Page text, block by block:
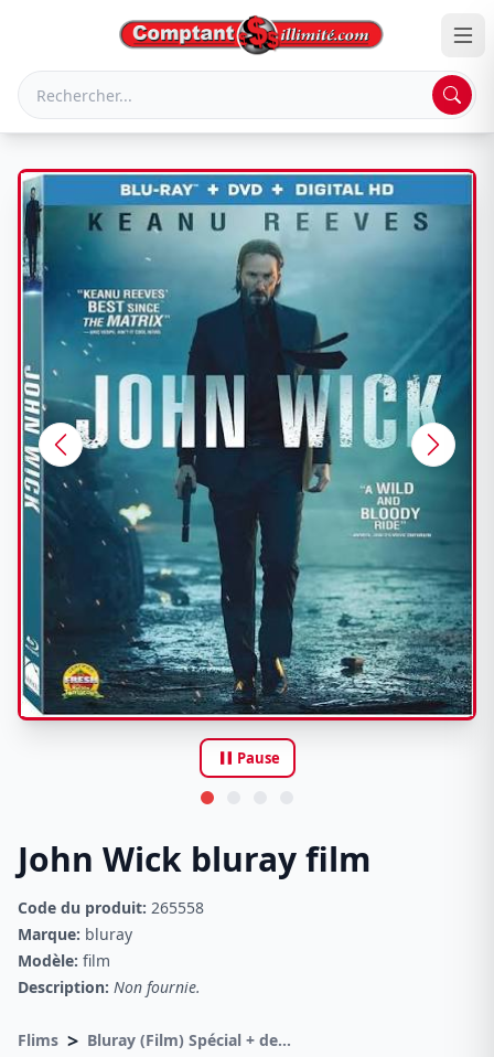
pause Pause
John Wick bluray film
Code du produit: 265558
Marque: bluray
Modèle: film
Description: Non fournie.
Flims > Bluray (Film) Spécial + de 3 prochain -50%